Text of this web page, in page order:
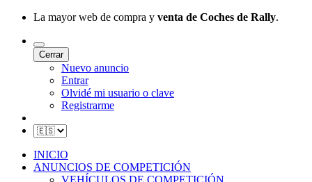
La mayor web de compra y venta de Coches de Rally.
Cerrar
Nuevo anuncio
Entrar
Olvidé mi usuario o clave
Registrarme
INICIO
ANUNCIOS DE COMPETICIÓN
VEHÍCULOS DE COMPETICIÓN